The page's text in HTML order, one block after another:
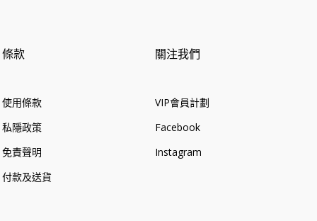
條款
使用條款
私隱政策
免責聲明
付款及送貨
關注我們
VIP會員計劃
Facebook
Instagram